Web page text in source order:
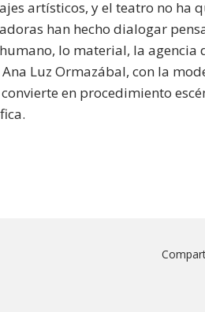
artísticos, y el teatro no ha
han hecho dialogar
lo material, la agencia
Luz Ormazábal, con la
en procedimiento